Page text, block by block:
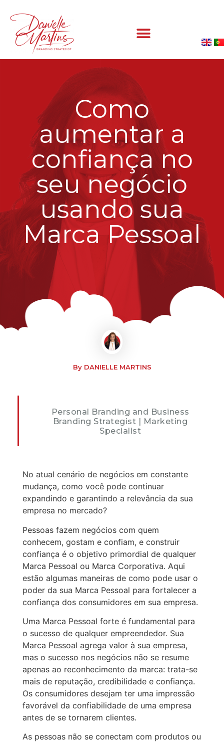
Como
aumentar a
confiança no
seu negócio
usando sua
Marca Pessoal
By DANIELLE MARTINS
Personal Branding and Business
Branding Strategist | Marketing
Specialist
No atual cenário de negócios em constante
mudança, como você pode continuar
expandindo e garantindo a relevância da sua
empresa no mercado?
Pessoas fazem negócios com quem
conhecem, gostam e confiam, e construir
confiança é o objetivo primordial de qualquer
Marca Pessoal ou Marca Corporativa. Aqui
estão algumas maneiras de como pode usar o
poder da sua Marca Pessoal para fortalecer a
confiança dos consumidores em sua empresa.
Uma Marca Pessoal forte é fundamental para
o sucesso de qualquer empreendedor. Sua
Marca Pessoal agrega valor à sua empresa,
mas o sucesso nos negócios não se resume
apenas ao reconhecimento da marca: trata-se
mais de reputação, credibilidade e confiança.
Os consumidores desejam ter uma impressão
favorável da confiabilidade de uma empresa
antes de se tornarem clientes.
As pessoas não se conectam com produtos ou